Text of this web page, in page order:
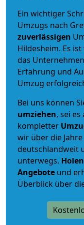
Ein wichtiger
Umzugs nach
zuverlässigen
Hildesheim. Es
das
Erfahrung und
Umzug
Bei uns können
umziehen, sei es
kompletter
wir über die
deutschlandweit
unterwegs.
Angebote und
Überblick über